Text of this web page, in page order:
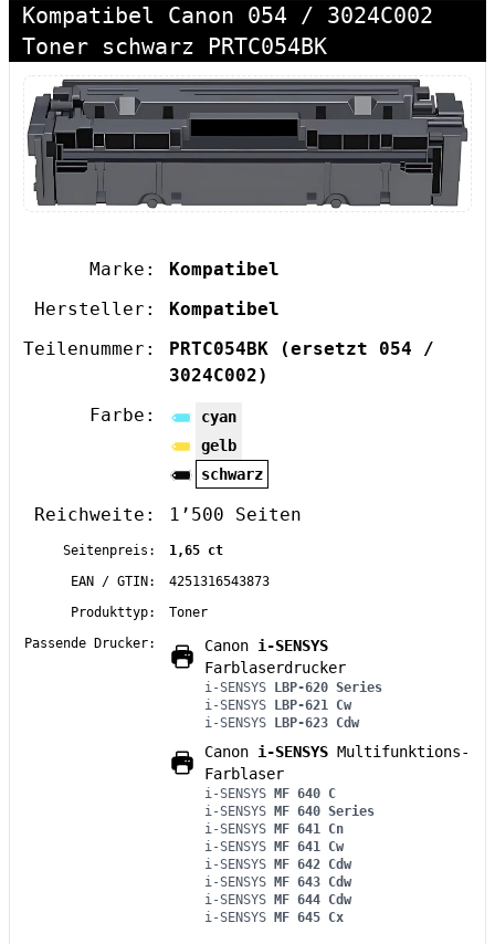
Kompatibel Canon 054 / 3024C002
Toner schwarz PRTC054BK
Marke:
Kompatibel
Hersteller:
Kompatibel
Teilenummer:
PRTC054BK
(ersetzt 054 /
3024C002)
Farbe:
cyan
gelb
schwarz
Reichweite: 1’500 Seiten
Seitenpreis:
1,65 ct
EAN / GTIN:
4251316543873
Produkttyp:
Toner
Passende Drucker:
Canon i-SENSYS
Farblaserdrucker
i-SENSYS LBP-620 Series
i-SENSYS LBP-621 Cw
i-SENSYS LBP-623 Cdw
Canon i-SENSYS Multifunktions-
Farblaser
i-SENSYS MF 640 C
i-SENSYS MF 640 Series
i-SENSYS MF 641 Cn
i-SENSYS MF 641 Cw
i-SENSYS MF 642 Cdw
i-SENSYS MF 643 Cdw
i-SENSYS MF 644 Cdw
i-SENSYS MF 645 Cx